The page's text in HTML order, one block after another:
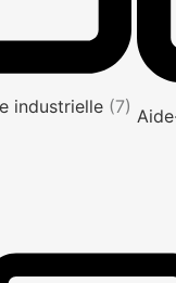
industrielle (7)